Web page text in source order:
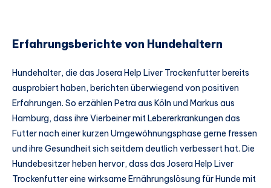
Erfahrungsberichte von Hundehaltern
Hundehalter, die das Josera Help Liver Trockenfutter bereits
ausprobiert haben, berichten überwiegend von positiven
Erfahrungen. So erzählen Petra aus Köln und Markus aus
Hamburg, dass ihre Vierbeiner mit Lebererkrankungen das
Futter nach einer kurzen Umgewöhnungsphase gerne fressen
und ihre Gesundheit sich seitdem deutlich verbessert hat. Die
Hundebesitzer heben hervor, dass das Josera Help Liver
Trockenfutter eine wirksame Ernährungslösung für Hunde mit